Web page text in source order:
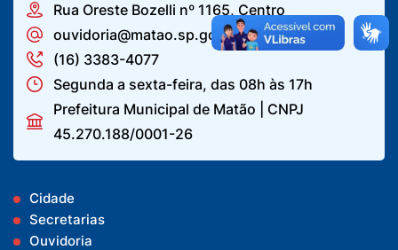
Rua Oreste Bozelli nº 1165, Centro
ouvidoria@matao.sp.gov.br
(16) 3383-4077
Segunda a sexta-feira, das 08h às 17h
Prefeitura Municipal de Matão | CNPJ
45.270.188/0001-26
Cidade
Secretarias
Ouvidoria